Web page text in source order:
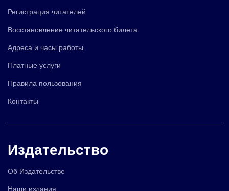
Регистрация читателей
Восстановление читательского билета
Адреса и часы работы
Платные услуги
Правила пользования
Контакты
Издательство
Об Издательстве
Наши издания